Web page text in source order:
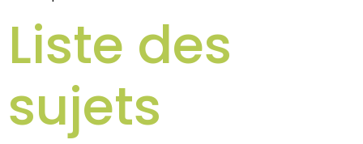
Liste des
sujets